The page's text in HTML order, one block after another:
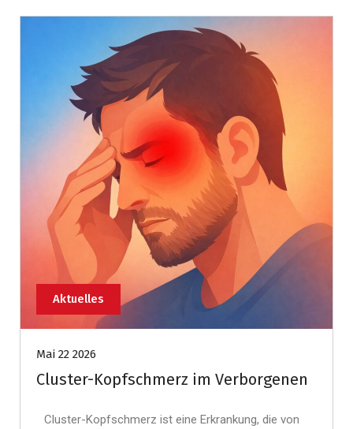
Aktuelles
Mai 22 2026
Cluster-Kopfschmerz im Verborgenen
Cluster-Kopfschmerz ist eine Erkrankung, die von